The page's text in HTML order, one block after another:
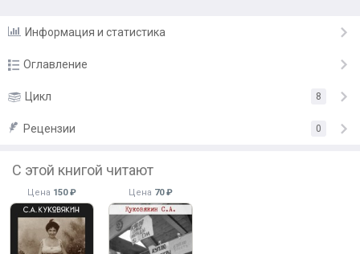
Информация и статистика
Оглавление
Глава 21-1 31.05.23
Глава 21-2 1.06.23
Глава 23-4
Глава 23-5
Глава 23-6
Цикл 8
Рецензии 0
С этой книгой читают
Цена 150 ₽ Цена 70 ₽